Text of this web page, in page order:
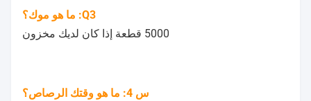
Q3: ما هو موك؟
5000 قطعة إذا كان لديك مخزون
س 4: ما هو وقتك الرصاص؟